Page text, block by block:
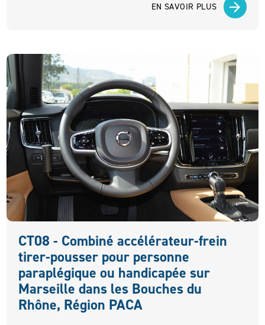
EN SAVOIR PLUS
CT08 - Combiné accélérateur-frein
tirer-pousser pour personne
paraplégique ou handicapée sur
Marseille dans les Bouches du
Rhône, Région PACA